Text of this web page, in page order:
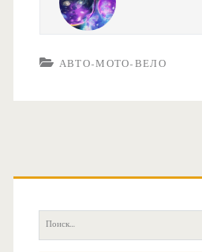
АВТО-МОТО-ВЕЛО
О
П
о